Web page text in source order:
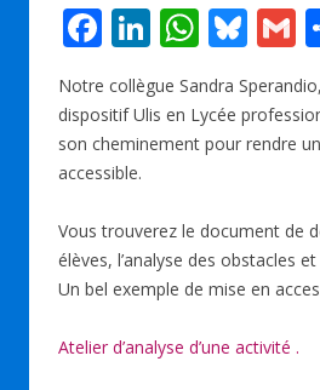
F
ac
e
b
o
o
k
Li
k
e
n
W
h
at
s
p
p
Bl
e
sk
m
l
Notre collègue Sandra
dispositif Ulis en Lycée
son cheminement pour rendre
accessible.
Vous trouverez le document de
élèves, l’analyse des obstacles
Un bel exemple de mise en
Atelier d’analyse d’une activité .